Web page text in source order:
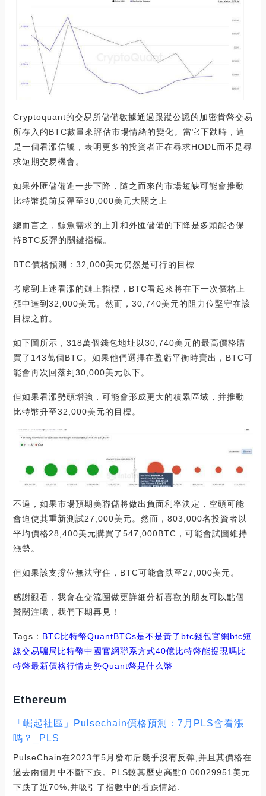
Cryptoquant的交易所儲備數據通過跟蹤公認的加密貨幣交易
所存入的BTC數量來評估市場情緒的變化。當它下跌時，這
是一個看漲信號，表明更多的投資者正在尋求HODL而不是尋
求短期交易機會。
如果外匯儲備進一步下降，隨之而來的市場短缺可能會推動
比特幣提前反彈至30,000美元大關之上
總而言之，鯨魚需求的上升和外匯儲備的下降是多頭能否保
持BTC反彈的關鍵指標。
BTC價格預測：32,000美元仍然是可行的目標
考慮到上述看漲的鏈上指標，BTC看起來將在下一次價格上
漲中達到32,000美元。然而，30,740美元的阻力位堅守在該
目標之前。
如下圖所示，318萬個錢包地址以30,740美元的最高價格購
買了143萬個BTC。如果他們選擇在盈虧平衡時賣出，BTC可
能會再次回落到30,000美元以下。
但如果看漲勢頭增強，可能會形成更大的積累區域，并推動
比特幣升至32,000美元的目標。
不過，如果市場預期美聯儲將做出負面利率決定，空頭可能
會迫使其重新測試27,000美元。然而，803,000名投資者以
平均價格28,400美元購買了547,000BTC，可能會試圖維持
漲勢。
但如果該支撐位無法守住，BTC可能會跌至27,000美元。
感謝觀看，我會在交流圈做更詳細分析喜歡的朋友可以點個
贊關注哦，我們下期再見！
Tags： BTC比特幣QuantBTCs是不是黃了 btc錢包官網btc短
線交易騙局比特幣中國官網聯系方式40億比特幣能提現嗎比
特幣最新價格行情走勢Quant幣是什么幣
Ethereum
「崛起社區」Pulsechain價格預測：7月PLS會看漲
嗎？_PLS
PulseChain在2023年5月發布后幾乎沒有反彈,并且其價格在
過去兩個月中不斷下跌。PLS較其歷史高點0.00029951美元
下跌了近70%,并吸引了指數中的看跌情緒.